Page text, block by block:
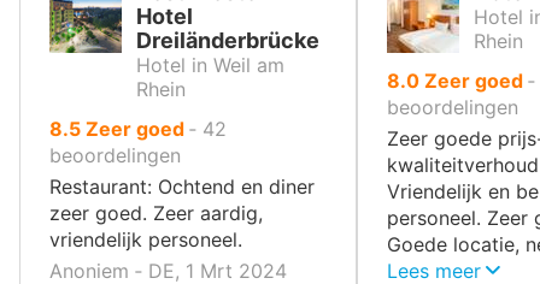
Hotel
Dreiländerbrücke
Hotel in Weil am
Rhein
8.5uit
10
,
Zeer goed ‐ 42
beoordelingen
Restaurant: Ochtend en diner
zeer goed. Zeer aardig,
vriendelijk personeel.
Anoniem ‐ DE, 1 Mrt 2024
Hotel
Rhein
8.0uit
10
,
Zeer goed ‐
beoordelingen
Zeer goede
Vriendelijk en
personeel. Zeer
Goede locatie,
grens.
Lees meer